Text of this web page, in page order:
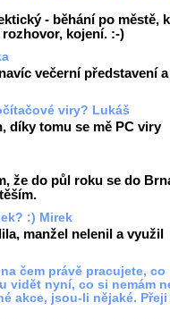
- běhání po městě,
kojení. :-)
večerní představení a
viry? Lukáš
díky tomu se mě PC viry
že do půl roku se do
:) Mirek
manžel nelenil a využil
čem právě pracujete, co
vidět nyní, co si nemám
akce, jsou-li nějaké. Přeji